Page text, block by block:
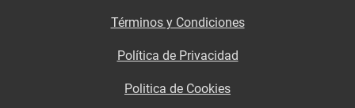
Términos y Condiciones
Política de Privacidad
Politica de Cookies